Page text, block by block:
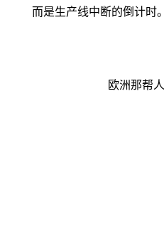
而是生产线中断的倒计时。
欧洲那帮